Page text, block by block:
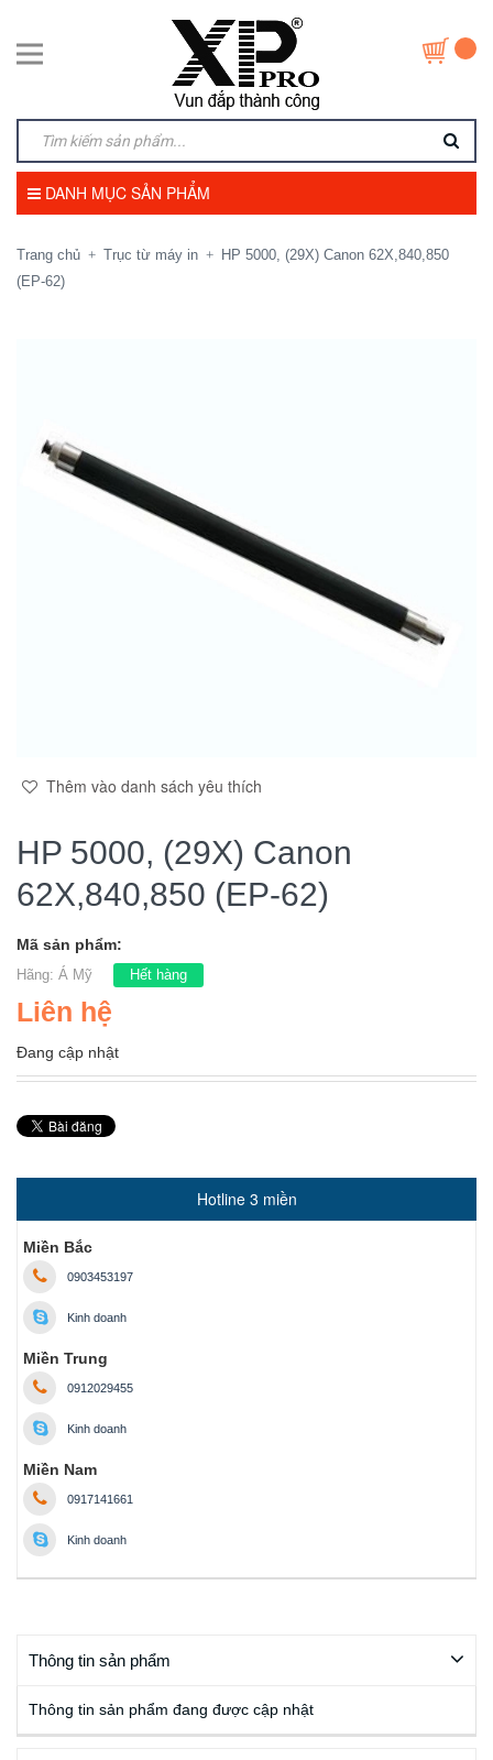
DANH MỤC SẢN PHẨM
Trang chủ + Trục từ máy in +
HP 5000, (29X) Canon 62X,840,850
(EP-62)
Thêm vào danh sách yêu thích
HP 5000, (29X) Canon
62X,840,850 (EP-62)
Mã sản phẩm:
Hãng: Á Mỹ Hết hàng
Liên hệ
Đang cập nhật
Hotline 3 miền
Miền Bắc
0903453197
Kinh doanh
Miền Trung
0912029455
Kinh doanh
Miền Nam
0917141661
Kinh doanh
Thông tin sản phẩm
Thông tin sản phẩm đang được cập nhật